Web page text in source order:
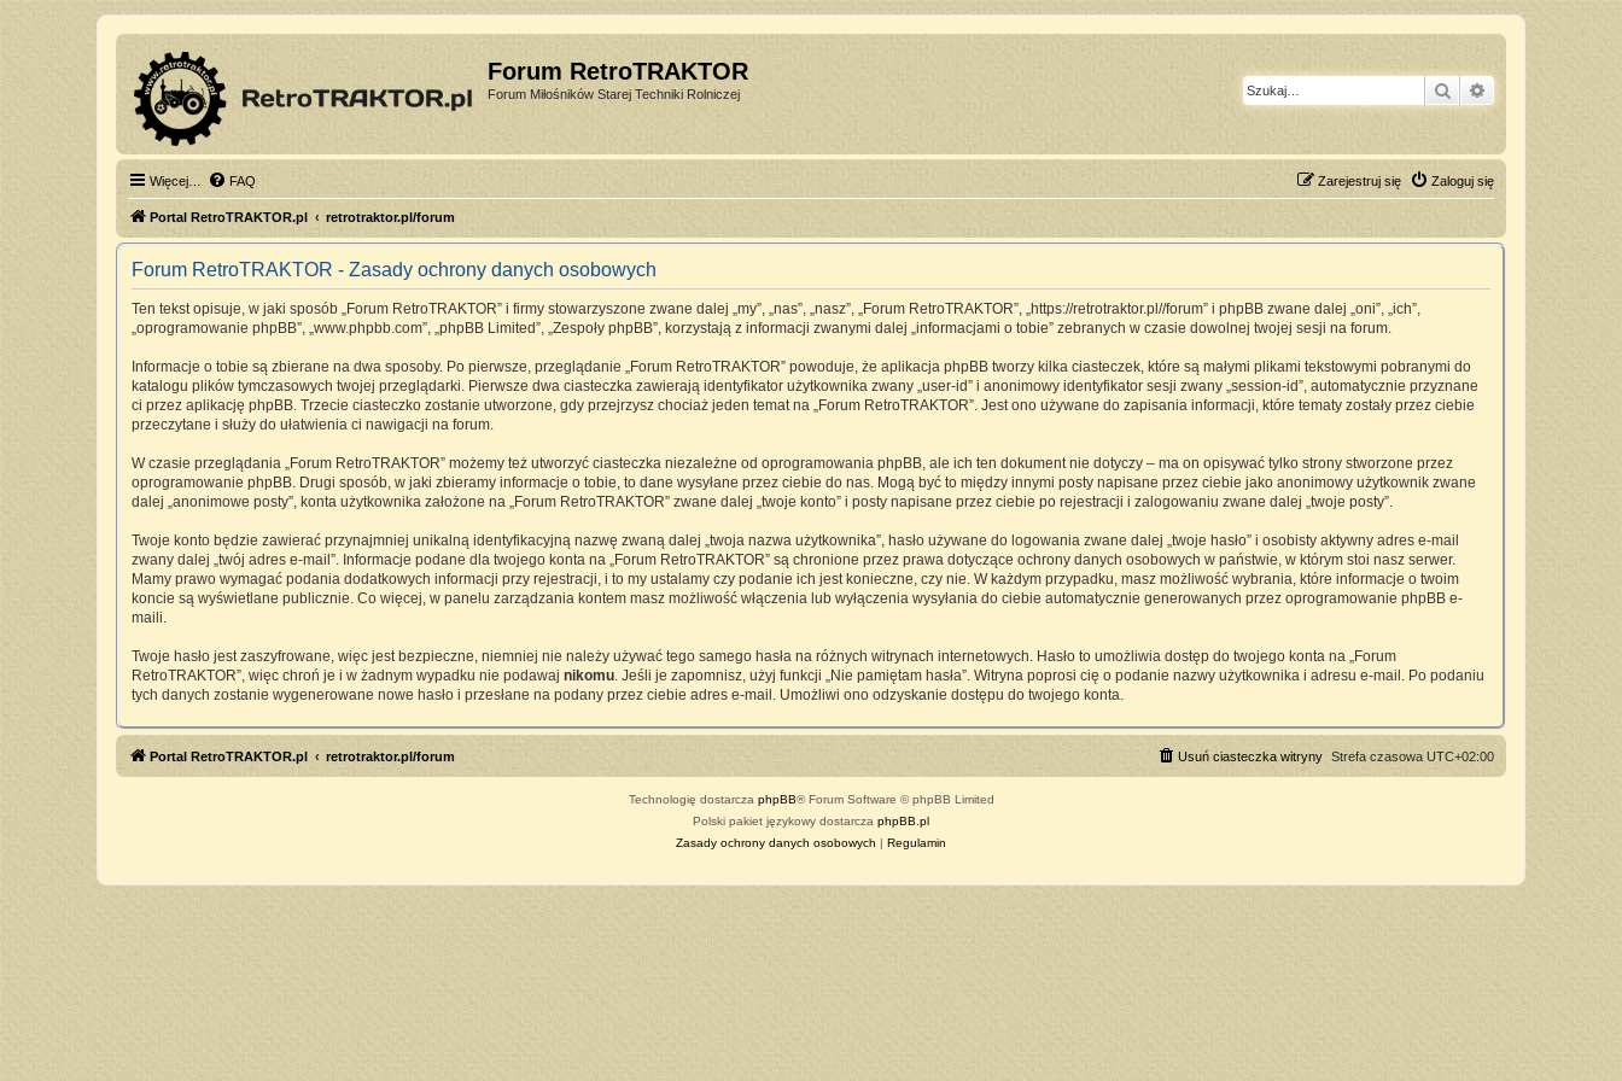
Forum RetroTRAKTOR
Forum Miłośników Starej Techniki Rolniczej Szukaj
Więcej… FAQ Zaloguj się
Zarejestruj się
Portal RetroTRAKTOR.pl retrotraktor.pl/forum
Forum RetroTRAKTOR - Zasady ochrony danych osobowych
Ten tekst opisuje, w jaki sposób „Forum RetroTRAKTOR” i firmy stowarzyszone zwane dalej „my”, „nas”, „nasz”, „Forum RetroTRAKTOR”, „https://retrotraktor.pl//forum” i phpBB zwane dalej „oni”, „ich”,
„oprogramowanie phpBB”, „www.phpbb.com”, „phpBB Limited”, „Zespoły phpBB”, korzystają z informacji zwanymi dalej „informacjami o tobie” zebranych w czasie dowolnej twojej sesji na forum.
Informacje o tobie są zbierane na dwa sposoby. Po pierwsze, przeglądanie „Forum RetroTRAKTOR” powoduje, że aplikacja phpBB tworzy kilka ciasteczek, które są małymi plikami tekstowymi pobranymi do
katalogu plików tymczasowych twojej przeglądarki. Pierwsze dwa ciasteczka zawierają identyfikator użytkownika zwany „user-id” i anonimowy identyfikator sesji zwany „session-id”, automatycznie przyznane
ci przez aplikację phpBB. Trzecie ciasteczko zostanie utworzone, gdy przejrzysz chociaż jeden temat na „Forum RetroTRAKTOR”. Jest ono używane do zapisania informacji, które tematy zostały przez ciebie
przeczytane i służy do ułatwienia ci nawigacji na forum.
W czasie przeglądania „Forum RetroTRAKTOR” możemy też utworzyć ciasteczka niezależne od oprogramowania phpBB, ale ich ten dokument nie dotyczy – ma on opisywać tylko strony stworzone przez
oprogramowanie phpBB. Drugi sposób, w jaki zbieramy informacje o tobie, to dane wysyłane przez ciebie do nas. Mogą być to między innymi posty napisane przez ciebie jako anonimowy użytkownik zwane
dalej „anonimowe posty”, konta użytkownika założone na „Forum RetroTRAKTOR” zwane dalej „twoje konto” i posty napisane przez ciebie po rejestracji i zalogowaniu zwane dalej „twoje posty”.
Twoje konto będzie zawierać przynajmniej unikalną identyfikacyjną nazwę zwaną dalej „twoja nazwa użytkownika”, hasło używane do logowania zwane dalej „twoje hasło” i osobisty aktywny adres e-mail
zwany dalej „twój adres e-mail”. Informacje podane dla twojego konta na „Forum RetroTRAKTOR” są chronione przez prawa dotyczące ochrony danych osobowych w państwie, w którym stoi nasz serwer.
Mamy prawo wymagać podania dodatkowych informacji przy rejestracji, i to my ustalamy czy podanie ich jest konieczne, czy nie. W każdym przypadku, masz możliwość wybrania, które informacje o twoim
koncie są wyświetlane publicznie. Co więcej, w panelu zarządzania kontem masz możliwość włączenia lub wyłączenia wysyłania do ciebie automatycznie generowanych przez oprogramowanie phpBB e-
maili.
Twoje hasło jest zaszyfrowane, więc jest bezpieczne, niemniej nie należy używać tego samego hasła na różnych witrynach internetowych. Hasło to umożliwia dostęp do twojego konta na „Forum
RetroTRAKTOR”, więc chroń je i w żadnym wypadku nie podawaj nikomu. Jeśli je zapomnisz, użyj funkcji „Nie pamiętam hasła”. Witryna poprosi cię o podanie nazwy użytkownika i adresu e-mail. Po podaniu
tych danych zostanie wygenerowane nowe hasło i przesłane na podany przez ciebie adres e-mail. Umożliwi ono odzyskanie dostępu do twojego konta.
Portal RetroTRAKTOR.pl retrotraktor.pl/forum Strefa czasowa UTC+02:00
Usuń ciasteczka witryny
Technologię dostarcza phpBB® Forum Software © phpBB Limited
Polski pakiet językowy dostarcza phpBB.pl
Zasady ochrony danych osobowych | Regulamin